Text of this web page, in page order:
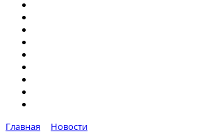
Главная
Новости